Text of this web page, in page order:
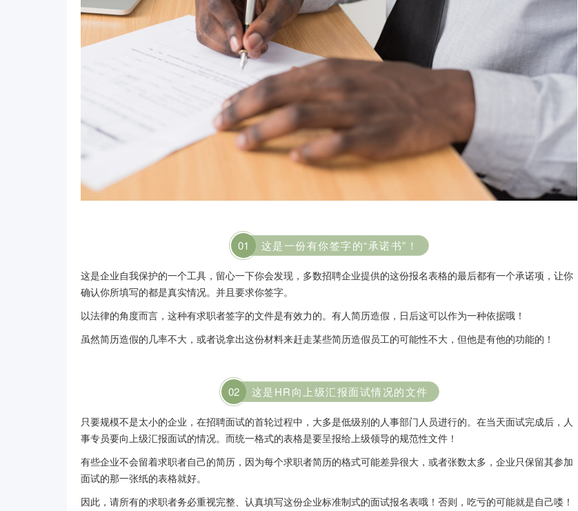
01 这是一份有你签字的“承诺书”！
这是企业自我保护的一个工具，留心一下你会发现，多数招聘企业提供的这份报名表格的最后都有一个承诺项，让你
确认你所填写的都是真实情况。并且要求你签字。
以法律的角度而言，这种有求职者签字的文件是有效力的。有人简历造假，日后这可以作为一种依据哦！
虽然简历造假的几率不大，或者说拿出这份材料来赶走某些简历造假员工的可能性不大，但他是有他的功能的！
02 这是HR向上级汇报面试情况的文件
只要规模不是太小的企业，在招聘面试的首轮过程中，大多是低级别的人事部门人员进行的。在当天面试完成后，人
事专员要向上级汇报面试的情况。而统一格式的表格是要呈报给上级领导的规范性文件！
有些企业不会留着求职者自己的简历，因为每个求职者简历的格式可能差异很大，或者张数太多，企业只保留其参加
面试的那一张纸的表格就好。
因此，请所有的求职者务必重视完整、认真填写这份企业标准制式的面试报名表哦！否则，吃亏的可能就是自己喽！